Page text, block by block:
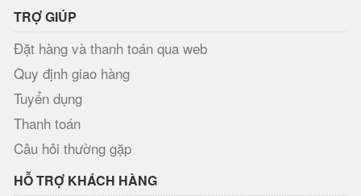
TRỢ GIÚP
Đặt hàng và thanh toán qua web
Quy định giao hàng
Tuyển dụng
Thanh toán
Câu hỏi thường gặp
HỖ TRỢ KHÁCH HÀNG